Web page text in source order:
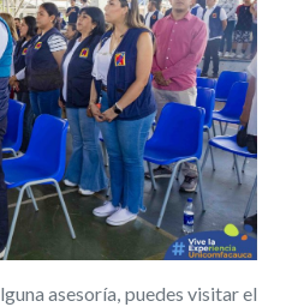
asesoría, puedes visitar el